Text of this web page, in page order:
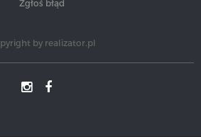
Zgłoś błąd
by realizator.pl